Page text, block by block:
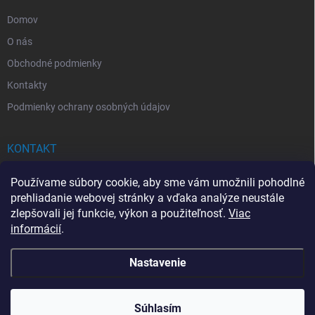
Používame súbory cookie, aby sme vám umožnili pohodlné
prehliadanie webovej stránky a vďaka analýze neustále
zlepšovali jej funkcie, výkon a použiteľnosť. Viac
informácií.
Nastavenie
Súhlasím
Domov
O nás
Obchodné podmienky
Kontakty
Podmienky ochrany osobných údajov
KONTAKT
info@drogerkovo.sk
Copyright 2026Drogerkovo. Všetky práva vyhradené.Upraviť nastavenie
cookies